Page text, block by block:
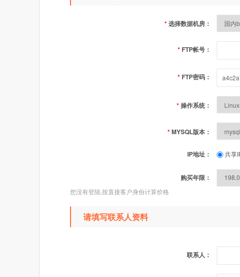
*选择数据机房：
* FTP帐号：
* FTP密码：
*操作系统：
*MYSQL版本：
IP地址： 共享
购买年限：
您没有登陆,按直接客户身份计算价格
请填写联系人资料
联系人：